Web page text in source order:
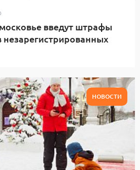
введут штрафы
незарегистрированных
НОВОСТИ